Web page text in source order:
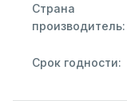
Страна
производитель:
Срок годности: